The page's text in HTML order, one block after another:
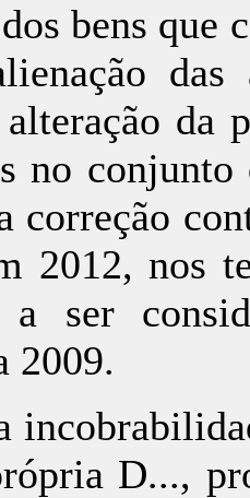
bens que
da
no conjunto
correção
2012, nos
a ser
2009.
D...,